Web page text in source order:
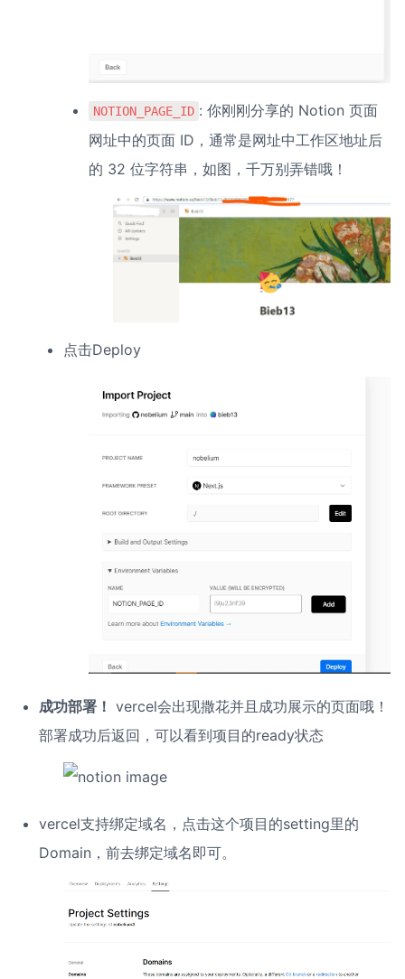
NOTION_PAGE_ID : 你刚刚分享的 Notion 页面
网址中的页面 ID，通常是网址中工作区地址后
的 32 位字符串，如图，千万别弄错哦！
点击Deploy
成功部署！ vercel会出现撒花并且成功展示的页面哦！
部署成功后返回，可以看到项目的ready状态
vercel支持绑定域名，点击这个项目的setting里的
Domain，前去绑定域名即可。